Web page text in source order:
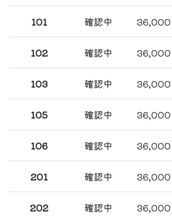
101 確認中 36,000
102 確認中 36,000
103 確認中 36,000
105 確認中 36,000
106 確認中 36,000
201 確認中 36,000
202 確認中 36,000